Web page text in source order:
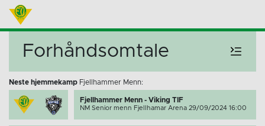
Forhåndsomtale
Neste hjemmekamp Fjellhammer Menn:
Fjellhammer Menn - Viking TIF
NM Senior menn Fjellhamar Arena 29/09/2024 16:00